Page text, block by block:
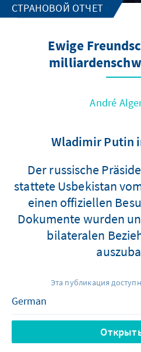
СТРАНОВОЙ ОТЧЕТ
Ewige
André
Wladimir Putin
Der russische
stattete Usbekistan
einen offiziellen
Dokumente wurden
bilateralen
Эта публикация